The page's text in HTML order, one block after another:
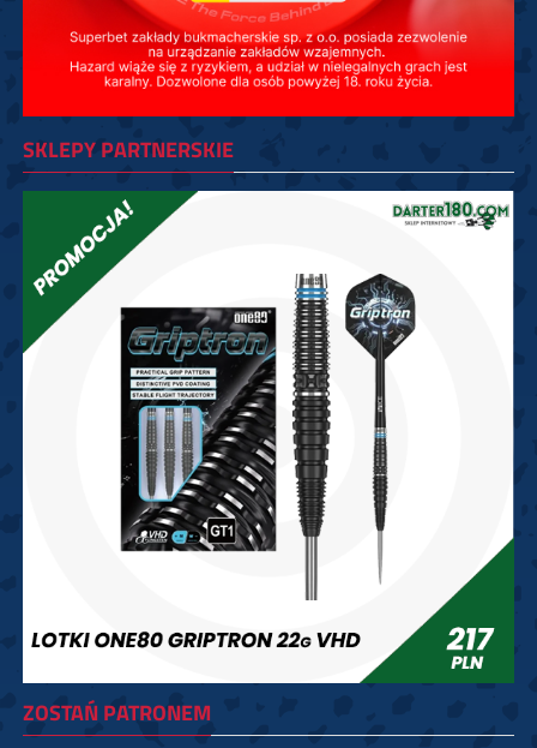
SKLEPY PARTNERSKIE
ZOSTAŃ PATRONEM